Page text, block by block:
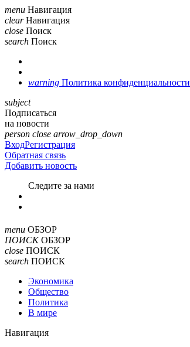
menu Навигация
clear Навигация
close Поиск
search Поиск
warning Политика конфиденциальности
subject
Подписаться
на новости
person close arrow_drop_down
ВходРегистрация
Обратная связь
Добавить новость
Cледите за нами
menu ОБЗОР
ПОИСК ОБЗОР
close ПОИСК
search ПОИСК
Экономика
Общество
Политика
В мире
Навигация